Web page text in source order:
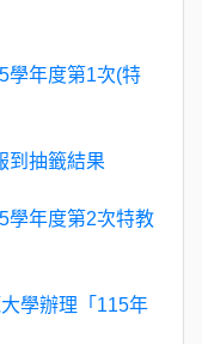
學年度第1次(特
到抽籤結果
學年度第2次特教
學辦理「115年